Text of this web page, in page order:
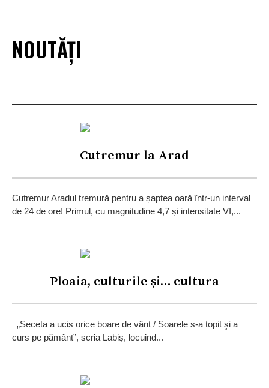
NOUTĂȚI
Cutremur la Arad
Cutremur Aradul tremură pentru a șaptea oară într-un interval
de 24 de ore! Primul, cu magnitudine 4,7 și intensitate VI,...
Ploaia, culturile și… cultura
„Seceta a ucis orice boare de vânt / Soarele s-a topit şi a
curs pe pământ”, scria Labiș, locuind...